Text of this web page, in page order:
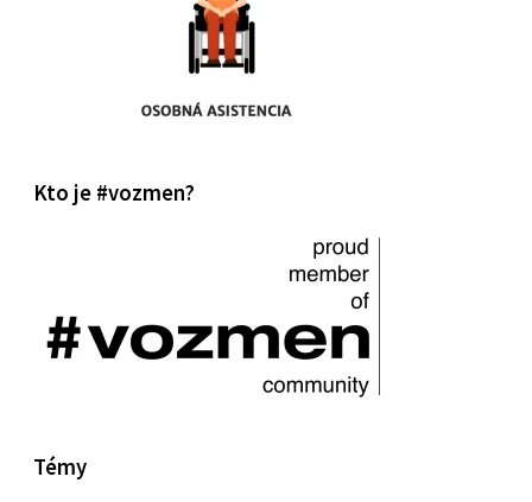
Kto je #vozmen?
Témy